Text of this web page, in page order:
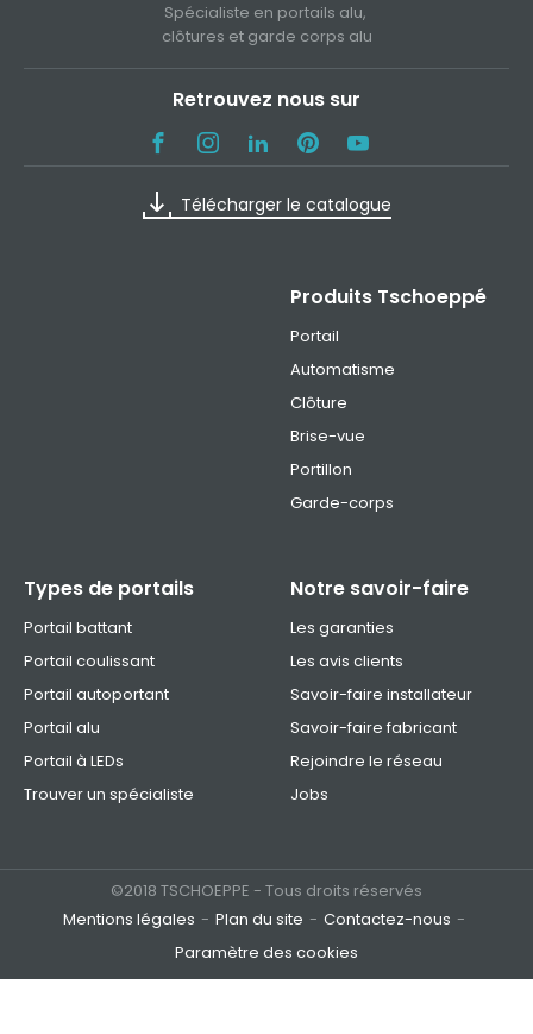
Spécialiste en portails alu,
clôtures et garde corps alu
Retrouvez nous sur
Télécharger le catalogue
Produits Tschoeppé
Portail
Automatisme
Clôture
Brise-vue
Portillon
Garde-corps
Types de portails
Portail battant
Portail coulissant
Portail autoportant
Portail alu
Portail à LEDs
Trouver un spécialiste
Notre savoir-faire
Les garanties
Les avis clients
Savoir-faire installateur
Savoir-faire fabricant
Rejoindre le réseau
Jobs
©2018 TSCHOEPPE - Tous droits réservés
Mentions légales
Plan du site
Contactez-nous
Paramètre des cookies